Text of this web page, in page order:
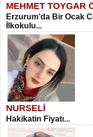
MEHMET TOYGAR
Erzurum’da Bir Ocak
İlkokulu...
NURSELİ
Hakikatin Fiyatı...